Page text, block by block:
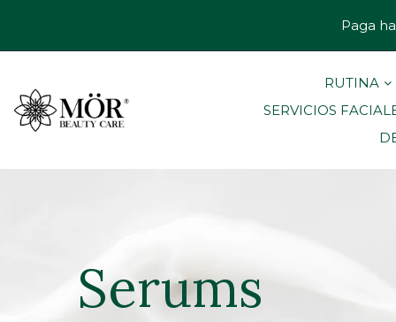
Paga
RUTINA
SERVICIOS
Serums